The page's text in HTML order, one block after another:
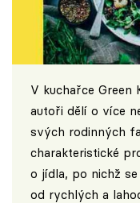
V kuchařce Green
autoři dělí o více
svých rodinných
charakteristické
o jídla, po nichž
od rychlých a